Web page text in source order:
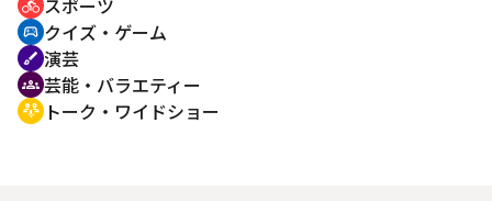
directions_bike スポーツ
sports_esports クイズ・ゲーム
brush 演芸
groups 芸能・バラエティー
adaptive_audio_mic トーク・ワイドショー